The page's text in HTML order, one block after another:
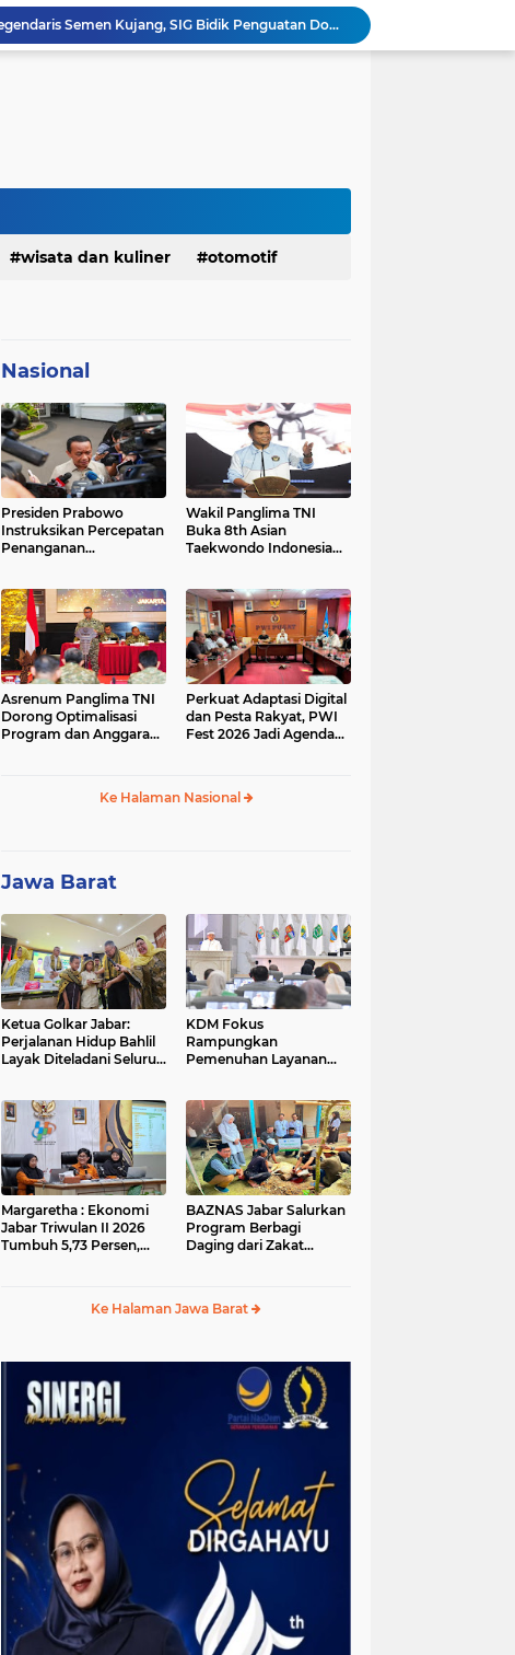
Bangkitkan Merek Legendaris Semen Kujang, SIG Bidik Penguatan Dominasi Pasar Jawa BaratKetua Golkar Jabar: Perjalanan Hidup Bahlil Layak Diteladani Seluruh Kader Partai
KDM Fokus Rampungkan Pemenuhan Layanan Dasar dan Konektivitas Wilayah pada 2027
Jelang Konferprov PWI Jabar, Bos Ayo Media Sambangi Rumah PWI Kota Bogor
wisata dan kuliner otomotif
Nasional
Presiden Prabowo
Instruksikan Percepatan
Penanganan
BBM
Wakil Panglima TNI
Buka 8th Asian
Taekwondo Indonesia
Asrenum Panglima TNI
Dorong Optimalisasi
Program dan Anggaran
Perkuat Adaptasi Digital
dan Pesta Rakyat, PWI
Fest 2026 Jadi Agenda
Ke Halaman Nasional
Jawa Barat
Ketua Golkar Jabar:
Perjalanan Hidup Bahlil
Layak Diteladani Seluruh
KDM Fokus
Rampungkan
Pemenuhan Layanan
Margaretha : Ekonomi
Jabar Triwulan II 2026
Tumbuh 5,73 Persen,
BAZNAS Jabar Salurkan
Program Berbagi
Daging dari Zakat
Ke Halaman Jawa Barat